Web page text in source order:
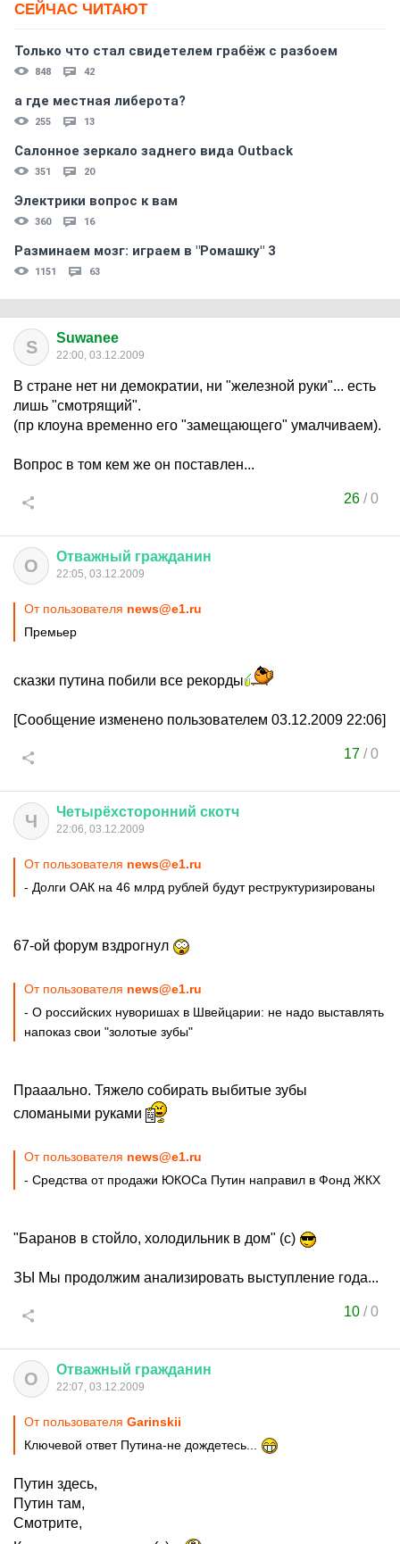
СЕЙЧАС ЧИТАЮТ
Только что стал свидетелем грабёж с разбоем
848 42
а где местная либерота?
255 13
Салонное зеркало заднего вида Outback
351 20
Электрики вопрос к вам
360 16
Разминаем мозг: играем в "Ромашку" 3
1151 63
S Suwanee
22:00, 03.12.2009
В стране нет ни демократии, ни "железной руки"... есть
лишь "смотрящий".
(пр клоуна временно его "замещающего" умалчиваем).
Вопрос в том кем же он поставлен...
26 /0
О Отважный гражданин
22:05, 03.12.2009
От пользователя news@e1.ru
Премьер
сказки путина побили все рекорды
[Сообщение изменено пользователем 03.12.2009 22:06]
17 /0
Ч Четырёхсторонний скотч
22:06, 03.12.2009
От пользователя news@e1.ru
- Долги ОАК на 46 млрд рублей будут реструктуризированы
67-ой форум вздрогнул
От пользователя news@e1.ru
- О российских нуворишах в Швейцарии: не надо выставлять
напоказ свои "золотые зубы"
Прааально. Тяжело собирать выбитые зубы
сломаными руками
От пользователя news@e1.ru
- Средства от продажи ЮКОСа Путин направил в Фонд ЖКХ
"Баранов в стойло, холодильник в дом" (с)
ЗЫ Мы продолжим анализировать выступление года...
10 /0
О Отважный гражданин
22:07, 03.12.2009
От пользователя Garinskii
Ключевой ответ Путина-не дождетесь...
Путин здесь,
Путин там,
Смотрите,